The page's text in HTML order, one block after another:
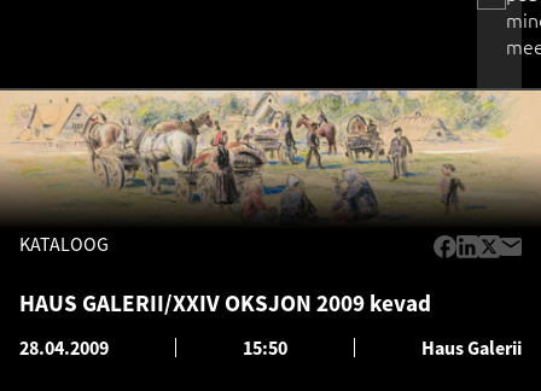
KATALOOG
HAUS GALERII/XXIV OKSJON 2009 kevad
28.04.2009 15:50 Haus Galerii